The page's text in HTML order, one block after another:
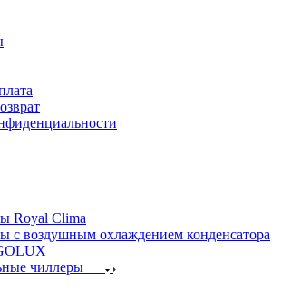
Royal Clima
с воздушным охлаждением конденсатора
чиллеры